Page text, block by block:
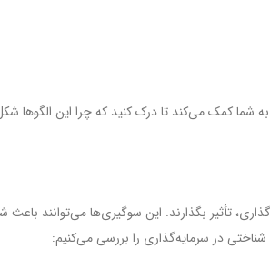
به شما کمک می‌کند تا درک کنید که چرا این الگوها
تأثیر بگذارند. این سوگیری‌ها می‌توانند باعث
شناختی در سرمایه‌گذاری را بررسی می‌کنیم: